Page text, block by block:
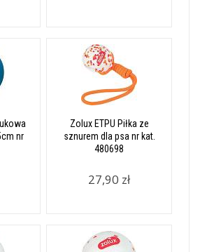
nr
Zolux ETPU Piłka ze
sznurem dla psa nr kat.
480698
27,90 zł